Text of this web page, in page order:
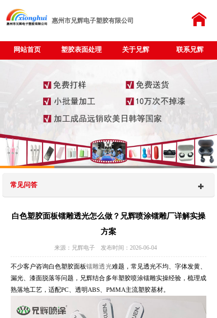
惠州市兄辉电子塑胶有限公司
网站首页 塑胶表面处理 关于兄辉 联系兄辉
常见问答
白色塑胶面板镭雕透光怎么做？兄辉喷涂镭雕厂详解实操
方案
来源：兄辉电子 发布时间：2026-06-04
不少客户咨询白色塑胶面板镭雕透光难题，常见透光不均、字体发黄、
漏光、漆面脱落等问题，兄辉结合多年塑胶喷涂镭雕实操经验，梳理成
熟落地工艺，适配PC、透明ABS、PMMA主流塑胶基材。